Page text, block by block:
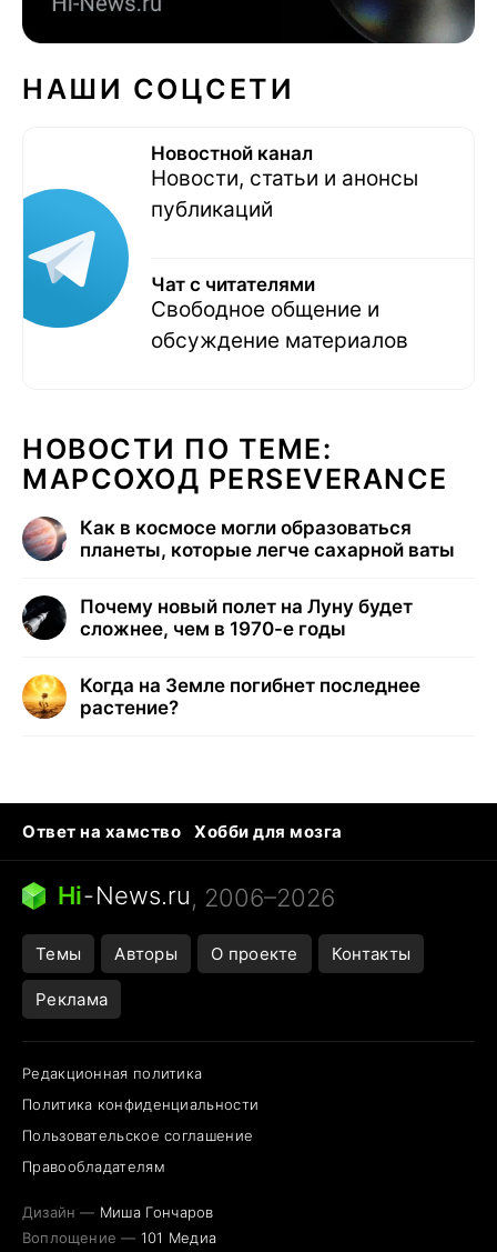
НАШИ СОЦСЕТИ
Новостной канал
Новости, статьи и анонсы
публикаций
Чат с читателями
Свободное общение и
обсуждение материалов
НОВОСТИ ПО ТЕМЕ:
МАРСОХОД PERSEVERANCE
Как в космосе могли образоваться
планеты, которые легче сахарной ваты
Почему новый полет на Луну будет
сложнее, чем в 1970-е годы
Когда на Земле погибнет последнее
растение?
Ответ на хамство
Хобби для мозга
Бензин 100 и 95
Тунцы в океанариуме
Следующая пандемия
Hi-News.ru, 2006–2026
Темы Авторы О проекте Контакты
Реклама
Редакционная политика
Политика конфиденциальности
Пользовательское соглашение
Правообладателям
Дизайн — Миша Гончаров
Воплощение — 101 Медиа